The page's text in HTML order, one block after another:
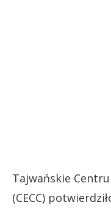
Tajwańskie
(CECC)